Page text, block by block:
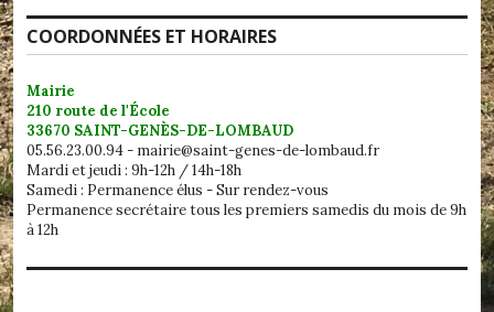
COORDONNÉES ET HORAIRES
Mairie
210 route de l'École
33670 SAINT-GENÈS-DE-LOMBAUD
05.56.23.00.94 - mairie@saint-genes-de-lombaud.fr
Mardi et jeudi : 9h-12h / 14h-18h
Samedi : Permanence élus - Sur rendez-vous
Permanence secrétaire tous les premiers samedis du mois de 9h
à 12h